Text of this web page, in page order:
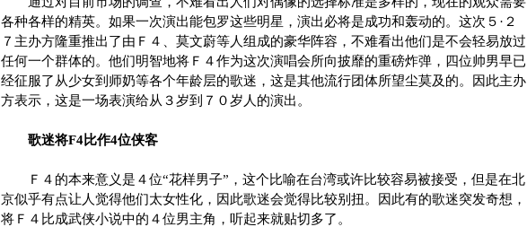
各种各样的精英。如果一次演出能包罗这些明星，演出必将是成功和轰动的。这次５·２
７主办方隆重推出了由Ｆ４、莫文蔚等人组成的豪华阵容，不难看出他们是不会轻易放过
任何一个群体的。他们明智地将Ｆ４作为这次演唱会所向披靡的重磅炸弹，四位帅男早已
经征服了从少女到师奶等各个年龄层的歌迷，这是其他流行团体所望尘莫及的。因此主办
方表示，这是一场表演给从３岁到７０岁人的演出。
歌迷将F4比作4位侠客
Ｆ４的本来意义是４位“花样男子”，这个比喻在台湾或许比较容易被接受，但是在北
京似乎有点让人觉得他们太女性化，因此歌迷会觉得比较别扭。因此有的歌迷突发奇想，
将Ｆ４比成武侠小说中的４位男主角，听起来就贴切多了。